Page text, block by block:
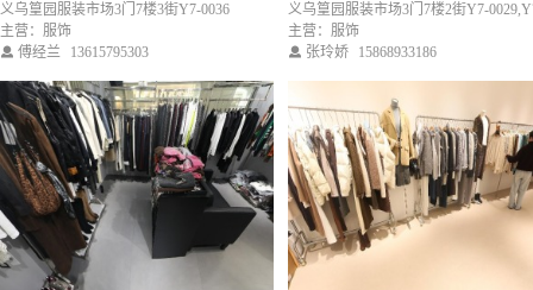
义乌篁园服装市场3门7楼3街Y7-0036
主营：服饰
傅经兰
13615795303
主营：服饰
张玲娇
15868933186